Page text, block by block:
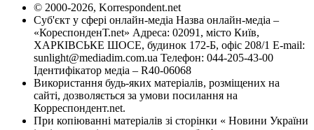
© 2000-2026, Korrespondent.net
Суб'єкт у сфері онлайн-медіа Назва онлайн-медіа –
«КореспонденТ.net» Адреса: 02091, місто Київ,
ХАРКІВСЬКЕ ШОСЕ, будинок 172-Б, офіс 208/1 E-mail:
sunlight@mediadim.com.ua Телефон: 044-205-43-00
Ідентифікатор медіа – R40-06068
Використання будь-яких матеріалів, розміщених на
сайті, дозволяється за умови посилання на
Корреспондент.net.
При копіюванні матеріалів зі сторінки « Новини України